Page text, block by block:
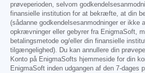
prøveperioden, selvom
finansielle institution for at bekræfte, at din
(sådanne godkendelsesanmodninger er ikke
opkrævninger eller gebyrer fra EnigmaSoft,
betalingsmetode og/eller din finansielle
tilgængelighed). Du kan annullere din
Konto på EnigmaSofts hjemmeside for din
EnigmaSoft inden udgangen af den 7-dages